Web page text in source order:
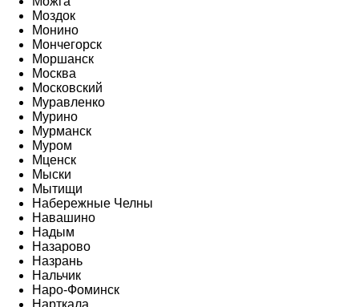
Моздок
Монино
Мончегорск
Моршанск
Москва
Московский
Муравленко
Мурино
Мурманск
Муром
Мценск
Мыски
Мытищи
Набережные Челны
Навашино
Надым
Назарово
Назрань
Нальчик
Наро-Фоминск
Нарткала